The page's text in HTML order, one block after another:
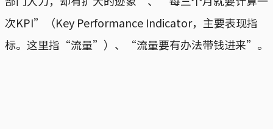
次KPI”（Key Performance Indicator，主要表现指
标。这里指“流量”）、“流量要有办法带钱进来”。